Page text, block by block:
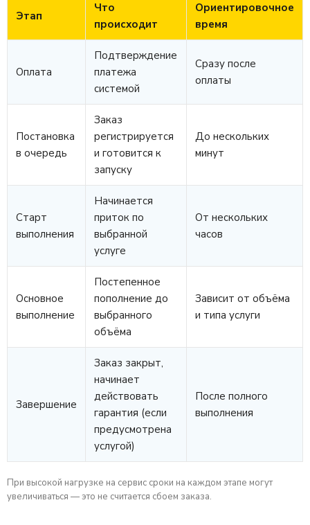
Этап
Что
происходит
Ориентировочное
время
Оплата
Подтверждение
платежа
системой
Сразу после
оплаты
Постановка
в очередь
Заказ
регистрируется
и готовится к
запуску
До нескольких
минут
Старт
выполнения
Начинается
приток по
выбранной
услуге
От нескольких
часов
Основное
выполнение
Постепенное
пополнение до
выбранного
объёма
Зависит от объёма
и типа услуги
Завершение
Заказ закрыт,
начинает
действовать
гарантия (если
предусмотрена
услугой)
После полного
выполнения
При высокой нагрузке на сервис сроки на каждом этапе могут
увеличиваться — это не считается сбоем заказа.